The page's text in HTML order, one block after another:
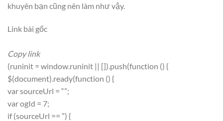
khuyên bạn cũng nên làm như vậy.
Link bài gốc
Copy link
(runinit = window.runinit || []).push(function () {
$(document).ready(function () {
var sourceUrl = “”;
var ogId = 7;
if (sourceUrl == ”) {